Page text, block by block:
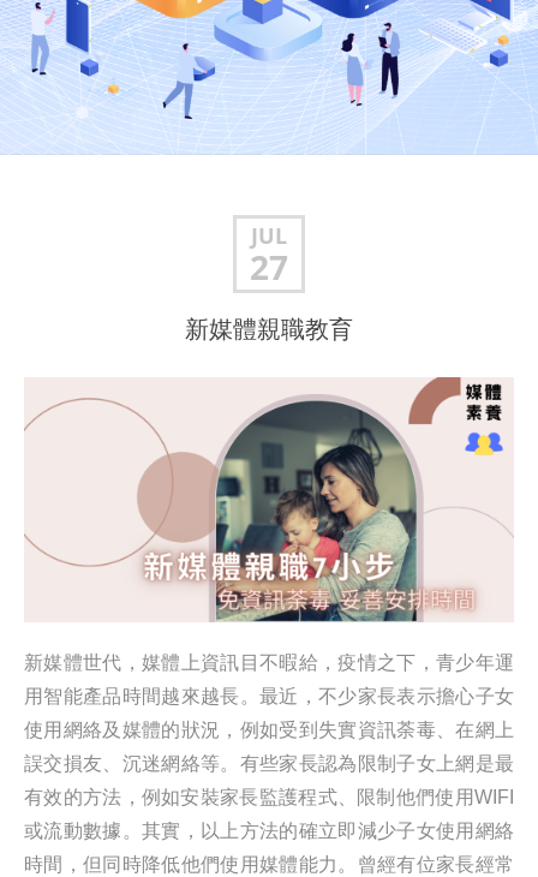
JUL
27
新媒體親職教育
新媒體世代，媒體上資訊目不暇給，疫情之下，青少年運
用智能產品時間越來越長。最近，不少家長表示擔心子女
使用網絡及媒體的狀況，例如受到失實資訊荼毒、在網上
誤交損友、沉迷網絡等。有些家長認為限制子女上網是最
有效的方法，例如安裝家長監護程式、限制他們使用WIFI
或流動數據。其實，以上方法的確立即減少子女使用網絡
時間，但同時降低他們使用媒體能力。曾經有位家長經常